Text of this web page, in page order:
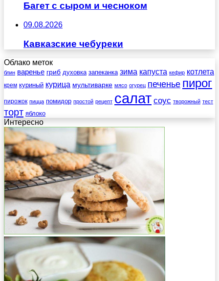
Багет с сыром и чесноком
09.08.2026
Кавказские чебуреки
Облако меток
блин варенье гриб духовка запеканка зима капуста кефир котлета
крем куриный курица мультиварке мясо огурец печенье пирог
пирожок пицца помидор простой рецепт салат соус творожный тест
торт яблоко
Интересно